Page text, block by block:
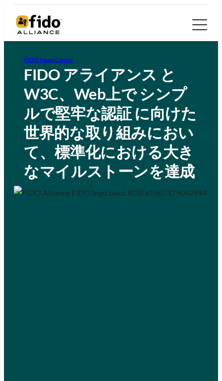
FIDO News Center
FIDO アライアンス と
W3C、Web上で シンプ
ルで堅牢な認証 に向けた
世界的な取り組みにおい
て、標準化における大き
なマイルストーンを達成